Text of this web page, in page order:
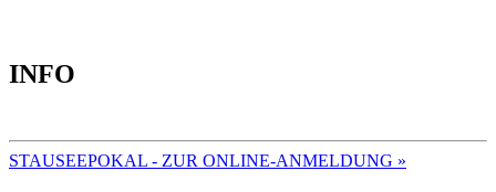
INFO
STAUSEEPOKAL - ZUR ONLINE-ANMELDUNG »